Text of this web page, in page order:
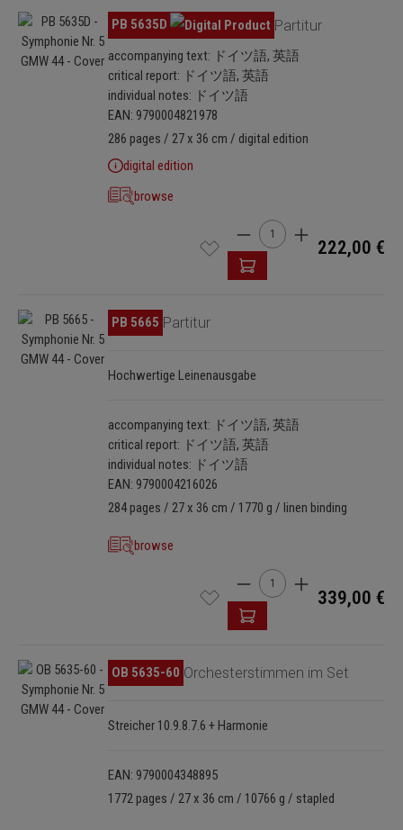
Skip image gallery PB 5635D Partitur
accompanying text: ドイツ語, 英語
critical report: ドイツ語, 英語
individual notes: ドイツ語
EAN: 9790004821978
286 pages / 27 x 36 cm / digital edition
digital edition
browse
Product Quantity: Enter
222,00 €
Skip image gallery PB 5665 Partitur
Hochwertige Leinenausgabe
accompanying text: ドイツ語, 英語
critical report: ドイツ語, 英語
individual notes: ドイツ語
EAN: 9790004216026
284 pages / 27 x 36 cm / 1770 g / linen binding
browse
Product Quantity: Enter
339,00 €
Skip image gallery OB 5635-60 Orchesterstimmen im Set
Streicher 10.9.8.7.6 + Harmonie
EAN: 9790004348895
1772 pages / 27 x 36 cm / 10766 g / stapled